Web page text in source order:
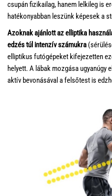
csupán fizikailag, hanem lelkileg is
hatékonyabban leszünk képesek a
Azoknak ajánlott az elliptika
edzés túl intenzív számukra
elliptikus futógépeket kifejezetten
helyett. A lábak mozgása
aktív bevonásával a felsőtest is